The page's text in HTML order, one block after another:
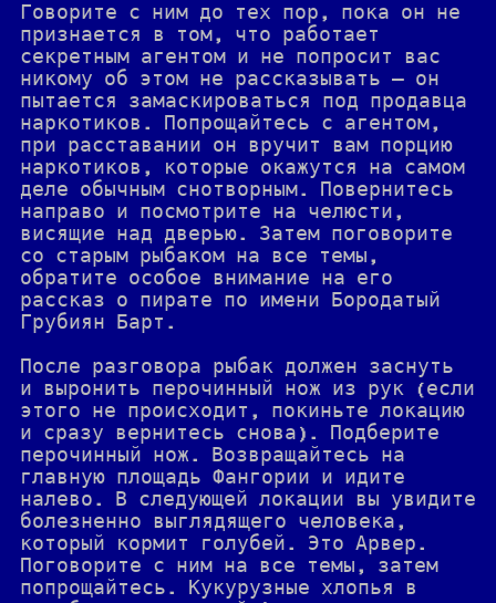
Говорите с ним до тех пор, пока он не
признается в том, что работает
секретным агентом и не попросит вас
никому об этом не рассказывать — он
пытается замаскироваться под продавца
наркотиков. Попрощайтесь с агентом,
при расставании он вручит вам порцию
наркотиков, которые окажутся на самом
деле обычным снотворным. Повернитесь
направо и посмотрите на челюсти,
висящие над дверью. Затем поговорите
со старым рыбаком на все темы,
обратите особое внимание на его
рассказ о пирате по имени Бородатый
Грубиян Барт.
После разговора рыбак должен заснуть
и выронить перочинный нож из рук (если
этого не происходит, покиньте локацию
и сразу вернитесь снова). Подберите
перочинный нож. Возвращайтесь на
главную площадь Фангории и идите
налево. В следующей локации вы увидите
болезненно выглядящего человека,
который кормит голубей. Это Арвер.
Поговорите с ним на все темы, затем
попрощайтесь. Кукурузные хлопья в